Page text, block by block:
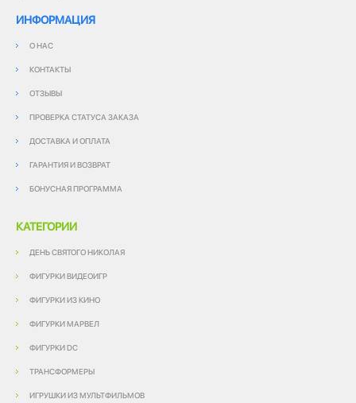
ИНФОРМАЦИЯ
О НАС
КОНТАКТЫ
ОТЗЫВЫ
ПРОВЕРКА СТАТУСА ЗАКАЗА
ДОСТАВКА И ОПЛАТА
ГАРАНТИЯ И ВОЗВРАТ
БОНУСНАЯ ПРОГРАММА
КАТЕГОРИИ
ДЕНЬ СВЯТОГО НИКОЛАЯ
ФИГУРКИ ВИДЕОИГР
ФИГУРКИ ИЗ КИНО
ФИГУРКИ МАРВЕЛ
ФИГУРКИ DC
ТРАНСФОРМЕРЫ
ИГРУШКИ ИЗ МУЛЬТФИЛЬМОВ